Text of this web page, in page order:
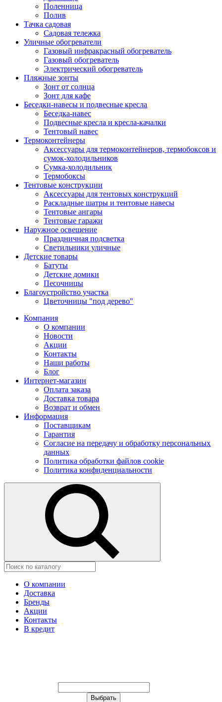
Поленница
Полив
Тачка садовая
Садовая тележка
Уличные обогреватели
Газовый инфракрасный обогреватель
Газовый обогреватель
Электрический обогреватель
Пляжные зонты
Зонт от солнца
Зонт для кафе
Беседки-навесы и подвесные кресла
Беседка-навес
Подвесные кресла и кресла-качалки
Тентовый навес
Термоконтейнеры
Аксессуары для термоконтейнеров, термобоксов и
сумок-холодильников
Сумка-холодильник
Термобоксы
Тентовые конструкции
Аксессуары для тентовых конструкций
Раскладные шатры и тентовые навесы
Тентовые ангары
Тентовые гаражи
Наружное освещение
Праздничная подсветка
Светильники уличные
Детские товары
Батуты
Детские домики
Песочницы
Благоустройство участка
Цветочницы "под дерево"
Компания
О компании
Новости
Акции
Контакты
Наши работы
Блог
Интернет-магазин
Оплата заказа
Доставка товара
Возврат и обмен
Информация
Поставщикам
Гарантия
Согласие на передачу и обработку персональных
данных
Политика обработки файлов cookie
Политика конфиденциальности
О компании
Доставка
Бренды
Акции
Контакты
В кредит